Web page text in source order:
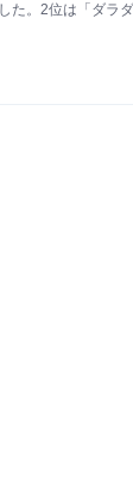
た。2位は「ダラ